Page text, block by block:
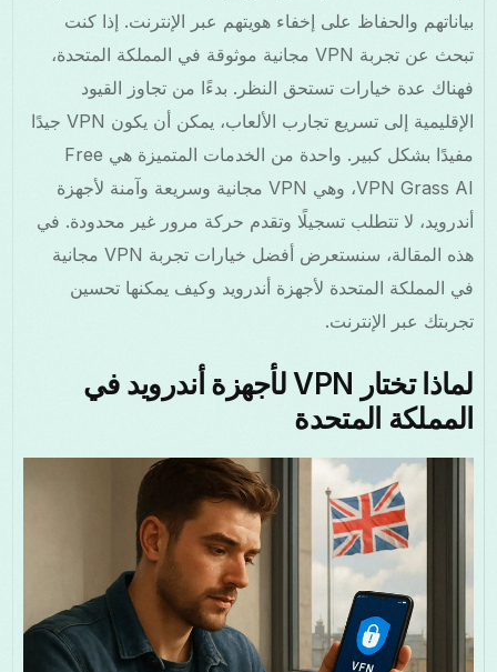
العربية
بياناتهم والحفاظ على إخفاء هويتهم عبر الإنترنت. إذا كنت
تبحث عن تجربة VPN مجانية موثوقة في المملكة المتحدة،
فهناك عدة خيارات تستحق النظر. بدءًا من تجاوز القيود
الإقليمية إلى تسريع تجارب الألعاب، يمكن أن يكون VPN جيدًا
مفيدًا بشكل كبير. واحدة من الخدمات المتميزة هي Free
VPN Grass AI، وهي VPN مجانية وسريعة وآمنة لأجهزة
أندرويد، لا تتطلب تسجيلًا وتقدم حركة مرور غير محدودة. في
هذه المقالة، سنستعرض أفضل خيارات تجربة VPN مجانية
في المملكة المتحدة لأجهزة أندرويد وكيف يمكنها تحسين
تجربتك عبر الإنترنت.
لماذا تختار VPN لأجهزة أندرويد في
المملكة المتحدة